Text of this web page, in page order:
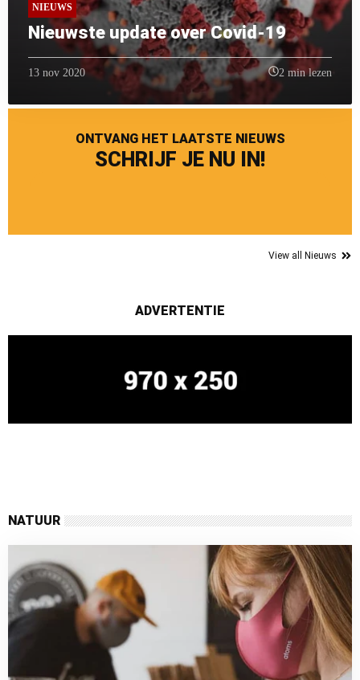
NIEUWS
Nieuwste update over Covid-19
13 nov 2020 2 min lezen
ONTVANG HET LAATSTE NIEUWS
SCHRIJF JE NU IN!
View all Nieuws
ADVERTENTIE
NATUUR